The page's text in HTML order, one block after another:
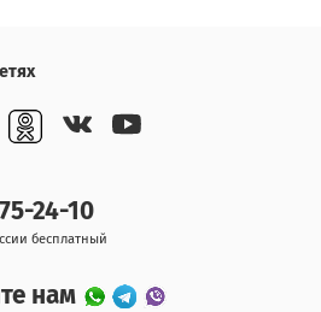
24-10
бесплатный
нам